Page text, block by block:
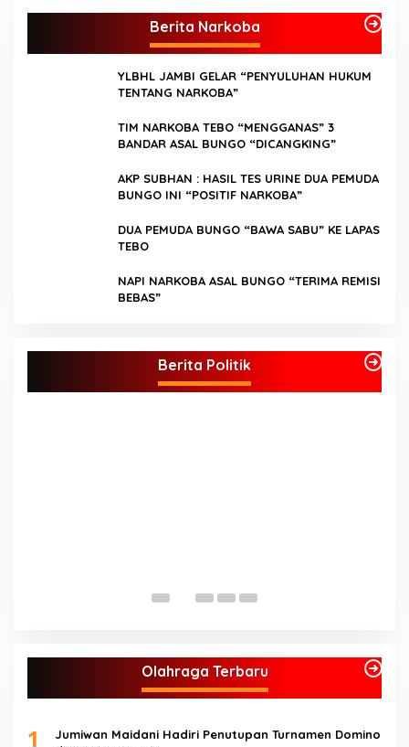
Berita Narkoba
YLBHL JAMBI GELAR “PENYULUHAN HUKUM
TENTANG NARKOBA”
TIM NARKOBA TEBO “MENGGANAS” 3
BANDAR ASAL BUNGO “DICANGKING”
AKP SUBHAN : HASIL TES URINE DUA PEMUDA
BUNGO INI “POSITIF NARKOBA”
DUA PEMUDA BUNGO “BAWA SABU” KE LAPAS
TEBO
NAPI NARKOBA ASAL BUNGO “TERIMA REMISI
BEBAS”
Berita Politik
Menangkan Jumiwan – Maidani
Olahraga Terbaru
1
Jumiwan Maidani Hadiri Penutupan Turnamen Domino